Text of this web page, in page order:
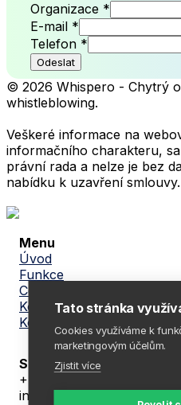
E-
mail
Telefon
Organizace
Organizace *
E-mail *
Telefon *
Odeslat
© 2026 Whispero - Chytrý
whistleblowing.
Veškeré informace na
informačního charakteru,
právní rada a nelze je bez
nabídku k uzavření smlouvy.
Menu
Úvod
Funkce
Ceník
Kontakt
Konzultace ZDARMA
Spojme se
+420 605 104 094
info@whispero.cz
Tato stránka
Cookies využíváme k
marketingovým účelům.
Zjistit více